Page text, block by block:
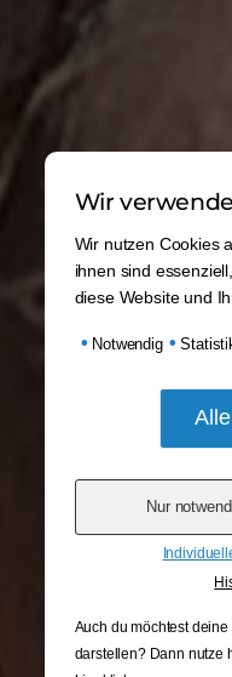
Wir
Wir nutzen Cookies
ihnen sind
diese Website und
• Notwendig •
Auch du möchtest
darstellen? Dann nutze